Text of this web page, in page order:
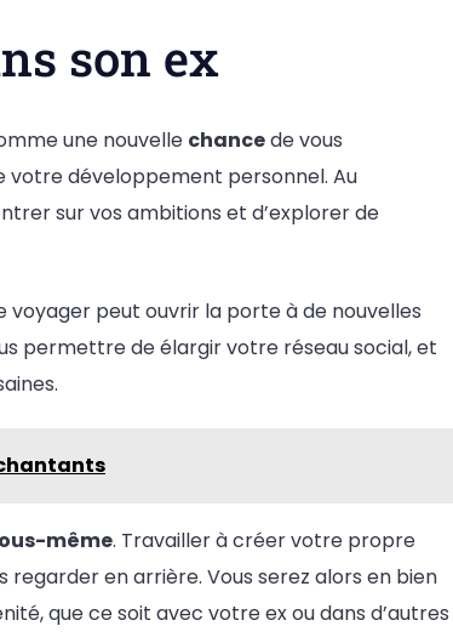
son ex
une nouvelle chancede vous
votre développement personnel. Au
sur vos ambitions et d’explorer de
peut ouvrir la porte à de nouvelles
permettre de élargir votre réseau social, et
même. Travailler à créer votre propre
en arrière. Vous serez alors en bien
que ce soit avec votre ex ou dans d’autres